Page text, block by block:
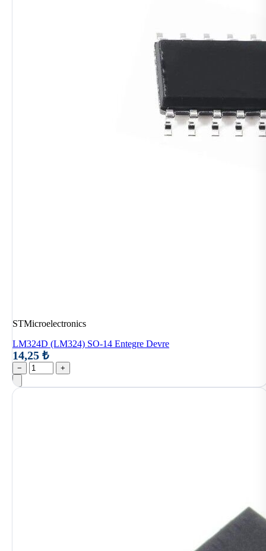
STMicroelectronics
LM324D (LM324) SO-14 Entegre Devre
14,25 ₺
− +